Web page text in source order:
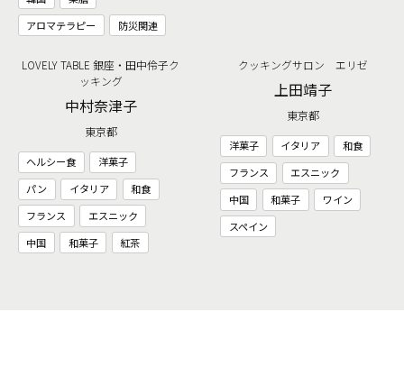
アロマテラピー
防災関連
LOVELY TABLE 銀座・田中伶子ク
ッキング
中村奈津子
東京都
ヘルシー食
洋菓子
パン
イタリア
和食
フランス
エスニック
中国
和菓子 紅茶
クッキングサロン エリゼ
上田靖子
東京都
洋菓子 イタリア
和食
フランス
エスニック
中国
和菓子
ワイン
スペイン